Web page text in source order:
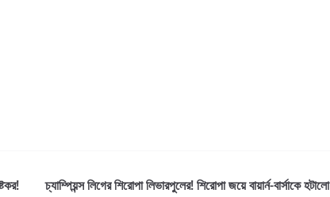
চ্যাম্পিয়ন্স লিগের শিরোপা লিভারপুলের! শিরোপা জয়ে বায়ার্ন-বার্সাকে হটালো